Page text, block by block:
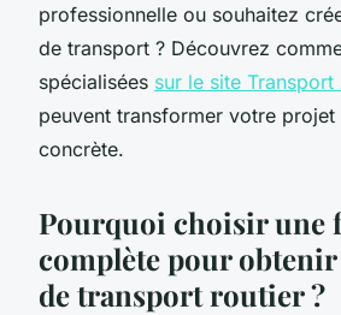
professionnelle ou souhaitez
de transport ? Découvrez
spécialisées sur le site Transport
peuvent transformer votre projet
concrète.
Pourquoi choisir une
complète pour obtenir
de transport routier ?